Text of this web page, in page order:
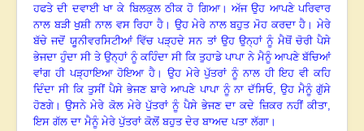
ਹਫਤੇ ਦੀ ਦਵਾਈ ਖਾ ਕੇ ਬਿਲਕੁਲ ਠੀਕ ਹੋ ਗਿਆ।ਅੱਜ ਉਹ ਆਪਣੇ ਪਰਿਵਾਰ
ਨਾਲ ਬੜੀ ਖੁਸ਼ੀ ਨਾਲ ਵਸ ਰਿਹਾ ਹੈ। ਉਹ ਮੇਰੇ ਨਾਲ ਬਹੁਤ ਮੋਹ ਕਰਦਾ ਹੈ ।ਮੇਰੇ
ਬੱਚੇ ਜਦੋਂ ਯੂਨੀਵਰਸਿਟੀਆਂ ਵਿੱਚ ਪੜ੍ਹਦੇ ਸਨ ਤਾਂ ਉਹ ਉਨ੍ਹਾਂ ਨੂੰ ਮੈਥੋਂ ਚੋਰੀ ਪੈਸੇ
ਭੇਜਦਾ ਹੁੰਦਾ ਸੀ ਤੇ ਉਨ੍ਹਾਂ ਨੂੰ ਕਹਿੰਦਾ ਸੀ ਕਿ ਤੁਹਾਡੇ ਪਾਪਾ ਨੇ ਮੈਨੂੰ ਆਪਣੇ ਬੱਚਿਆਂ
ਵਾਂਗ ਹੀ ਪੜ੍ਹਾਇਆ ਹੋਇਆ ਹੈ । ਉਹ ਮੇਰੇ ਪੁੱਤਰਾਂ ਨੂੰ ਨਾਲ ਹੀ ਇਹ ਵੀ ਕਹਿ
ਦਿੰਦਾ ਸੀ ਕਿ ਤੁਸੀਂ ਪੈਸੇ ਭੇਜਣ ਬਾਰੇ ਆਪਣੇ ਪਾਪਾ ਨੂੰ ਨਾ ਦੱਸਿਓ, ਉਹ ਮੈਨੂੰ ਗੁੱਸੇ
ਹੋਣਗੇ।ਉਸਨੇ ਮੇਰੇ ਕੋਲ ਮੇਰੇ ਪੁੱਤਰਾਂ ਨੂੰ ਪੈਸੇ ਭੇਜਣ ਦਾ ਕਦੇ ਜ਼ਿਕਰ ਨਹੀਂ ਕੀਤਾ,
ਇਸ ਗੱਲ ਦਾ ਮੈਨੂੰ ਮੇਰੇ ਪੁੱਤਰਾਂ ਕੋਲੋਂ ਬਹੁਤ ਦੇਰ ਬਾਅਦ ਪਤਾ ਲੱਗਾ ।